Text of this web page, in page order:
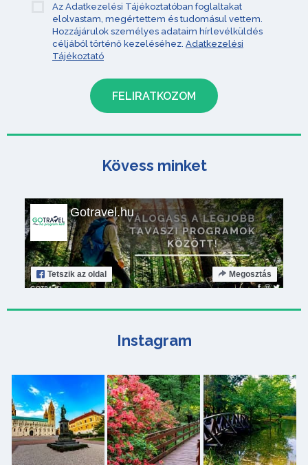
Az Adatkezelési Tájékoztatóban foglaltakat
elolvastam, megértettem és tudomásul vettem.
Hozzájárulok személyes adataim hírlevélküldés
céljából történő kezeléséhez. Adatkezelési
Tájékoztató
Kövess minket
Gotravel.hu
Tetszik az oldal Megosztás
Instagram